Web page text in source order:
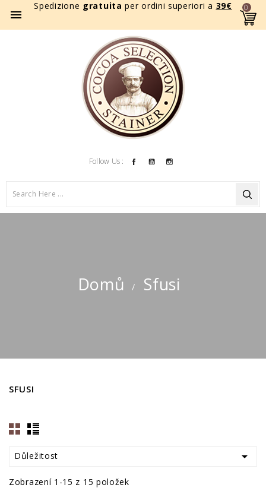
Spedizione gratuita per ordini superiori a 39€

0
Follow Us : FacebookYouTube
Domů Sfusi
SFUSI
Důležitost 
Zobrazení 1-15 z 15 položek